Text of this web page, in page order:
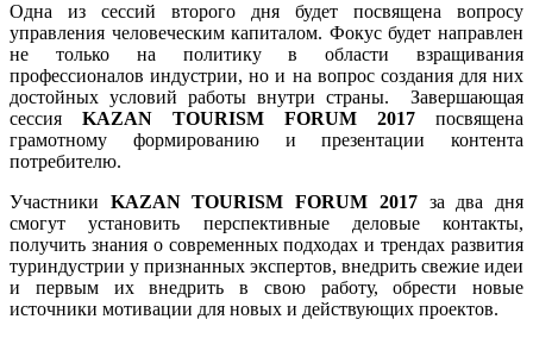
Одна из сессий второго дня будет посвящена вопросу
управления человеческим капиталом. Фокус будет направлен
не только на политику в области взращивания
профессионалов индустрии, но и на вопрос создания для них
достойных условий работы внутри страны. Завершающая
сессия KAZAN TOURISM FORUM 2017 посвящена
грамотному формированию и презентации контента
потребителю.
Участники KAZANTOURISMFORUM 2017за два дня
смогут установить перспективные деловые контакты,
получить знания о современных подходах и трендах развития
туриндустрии у признанных экспертов, внедрить свежие идеи
и первым их внедрить в свою работу, обрести новые
источники мотивации для новых и действующих проектов.